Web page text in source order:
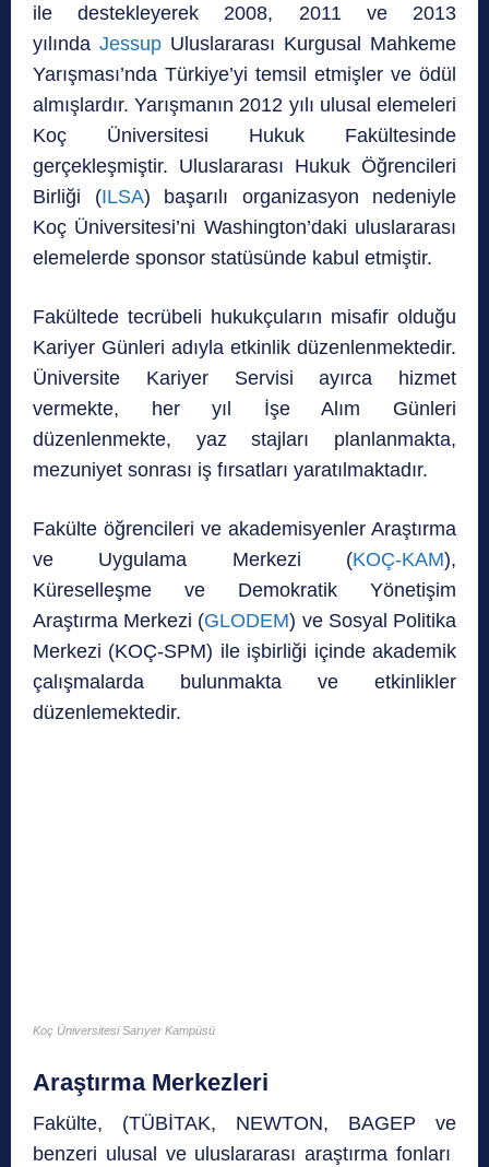
ile destekleyerek 2008, 2011 ve 2013
yılında Jessup Uluslararası Kurgusal Mahkeme
Yarışması’nda Türkiye’yi temsil etmişler ve ödül
almışlardır. Yarışmanın 2012 yılı ulusal elemeleri
Koç Üniversitesi Hukuk Fakültesinde
gerçekleşmiştir. Uluslararası Hukuk Öğrencileri
Birliği (ILSA) başarılı organizasyon nedeniyle
Koç Üniversitesi’ni Washington’daki uluslararası
elemelerde sponsor statüsünde kabul etmiştir.
Fakültede tecrübeli hukukçuların misafir olduğu
Kariyer Günleri adıyla etkinlik düzenlenmektedir.
Üniversite Kariyer Servisi ayırca hizmet
vermekte, her yıl İşe Alım Günleri
düzenlenmekte, yaz stajları planlanmakta,
mezuniyet sonrası iş fırsatları yaratılmaktadır.
Fakülte öğrencileri ve akademisyenler Araştırma
ve Uygulama Merkezi (KOÇ-KAM),
Küreselleşme ve Demokratik Yönetişim
Araştırma Merkezi (GLODEM) ve Sosyal Politika
Merkezi (KOÇ-SPM) ile işbirliği içinde akademik
çalışmalarda bulunmakta ve etkinlikler
düzenlemektedir.
Koç Üniversitesi Sarıyer Kampüsü
Araştırma Merkezleri
Fakülte, (TÜBİTAK, NEWTON, BAGEP ve
benzeri ulusal ve uluslararası araştırma fonları